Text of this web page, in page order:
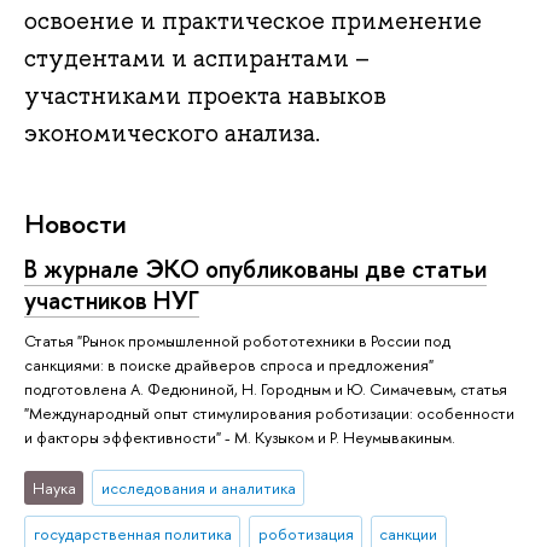
освоение и практическое применение
студентами и аспирантами –
участниками проекта навыков
экономического анализа.
Новости
В журнале ЭКО опубликованы две статьи
участников НУГ
Статья "Рынок промышленной робототехники в России под
санкциями: в поиске драйверов спроса и предложения"
подготовлена А. Федюниной, Н. Городным и Ю. Симачевым, статья
"Международный опыт стимулирования роботизации: особенности
и факторы эффективности" - М. Кузыком и Р. Неумывакиным.
Наука исследования и аналитика
государственная политика роботизация санкции